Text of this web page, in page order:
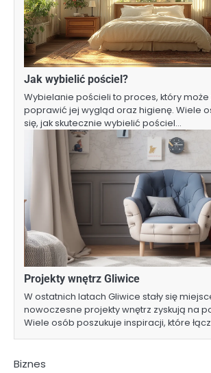
Jak wybielić pościel?
Wybielanie pościeli to proces, który
poprawić jej wygląd oraz higienę. Wiele
się, jak skutecznie wybielić pościel…
Projekty wnętrz Gliwice
W ostatnich latach Gliwice stały się
nowoczesne projekty wnętrz zyskują na
Wiele osób poszukuje inspiracji, które
Biznes